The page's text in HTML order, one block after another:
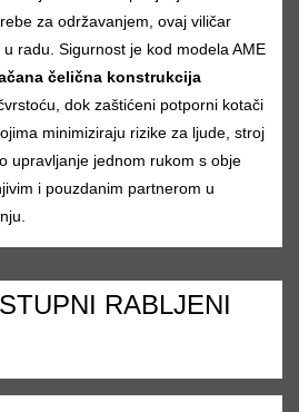
za održavanjem, ovaj viličar
radu. Sigurnost je kod modela AME
čelična konstrukcija
dok zaštićeni potporni kotači
minimiziraju rizike za ljude, stroj
upravljanje jednom rukom s obje
i pouzdanim partnerom u
RABLJENI